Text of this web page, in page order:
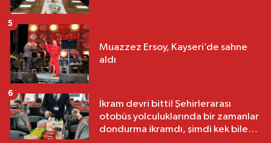
Muazzez Ersoy, Kayseri’de sahne
aldı
5
İkram devri bitti! Şehirlerarası
otobüs yolculuklarında bir zamanlar
dondurma ikramdı, şimdi kek bile
6